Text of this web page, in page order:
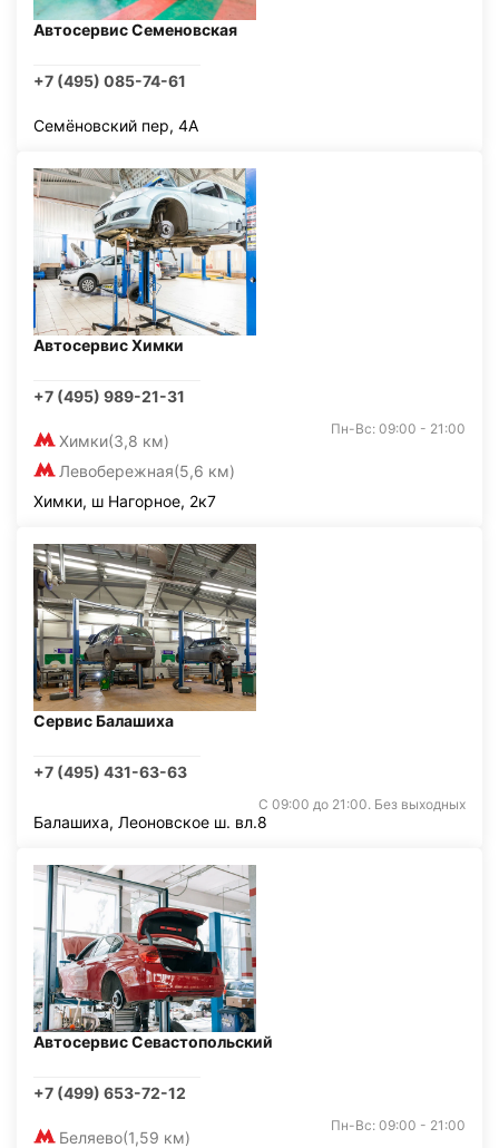
Автосервис Семеновская
+7 (495) 085-74-61
Семёновский пер, 4А
Автосервис Химки
+7 (495) 989-21-31
Химки(3,8 км)
Левобережная(5,6 км)
Пн-Вс: 09:00 - 21:00
Химки, ш Нагорное, 2к7
Сервис Балашиха
+7 (495) 431-63-63
С 09:00 до 21:00. Без выходных
Балашиха, Леоновское ш. вл.8
Автосервис Севастопольский
+7 (499) 653-72-12
Беляево(1,59 км)
Пн-Вс: 09:00 - 21:00